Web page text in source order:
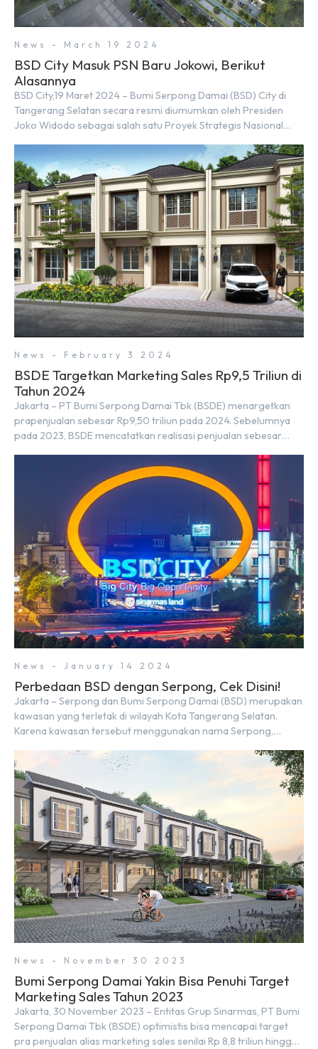
News - March 19 2024
BSD City Masuk PSN Baru Jokowi, Berikut
Alasannya
BSD City,19 Maret 2024 – Bumi Serpong Damai (BSD) City di
Tangerang Selatan secara resmi diumumkan oleh Presiden
Joko Widodo sebagai salah satu Proyek Strategis Nasional
Koordinator Bidang Perekonomian, Airlangga Hartarto, setelah
Rapat Terbatas (ratas) bersama Jokowi di Istana Kepresidenan
pada hari Senin, 18 Maret 2024. Selain […]
News - February 3 2024
BSDE Targetkan Marketing Sales Rp9,5 Triliun di
Tahun 2024
Jakarta – PT Bumi Serpong Damai Tbk (BSDE) menargetkan
prapenjualan sebesar Rp9,50 triliun pada 2024. Sebelumnya
pada 2023, BSDE mencatatkan realisasi penjualan sebesar
Rp8,80 triliun. Menurut Direktur BSDE Hermawan Wijaya
menghadapi 2024, kondisi ekonomi global maupun nasional
dapat memengaruhi pertimbangan masyarakat untuk
membeli rumah maupun investasi di sektor […]
News - January 14 2024
Perbedaan BSD dengan Serpong, Cek Disini!
Jakarta – Serpong dan Bumi Serpong Damai (BSD) merupakan
kawasan yang terletak di wilayah Kota Tangerang Selatan.
Karena kawasan tersebut menggunakan nama Serpong,
merupakan tempat yang sama. Padahal anggapan tersebut
kurang tepat. Sebab Serpong dan BSD merupakan dua
kawasan yang berbeda. Berikut penjelasannya. Baca Juga: […]
News - November 30 2023
Bumi Serpong Damai Yakin Bisa Penuhi Target
Marketing Sales Tahun 2023
Jakarta, 30 November 2023 – Entitas Grup Sinarmas, PT Bumi
Serpong Damai Tbk (BSDE) optimistis bisa mencapai target
pra penjualan alias marketing sales senilai Rp 8,8 triliun hingga